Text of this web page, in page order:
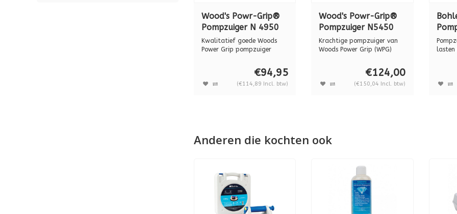
Wood's Powr-Grip®
Pompzuiger N 4950
METAAL, 57kg.
Kwalitatief goede Woods
Power Grip pompzuiger
€94,95
(€114,89 Incl. btw)
Wood's Powr-Grip®
Pompzuiger N5450
METAAL, 68 kg.
Krachtige pompzuiger van
Woods Power Grip (WPG)
€124,00
(€150,04 Incl. btw)
lasten
Anderen die kochten ook